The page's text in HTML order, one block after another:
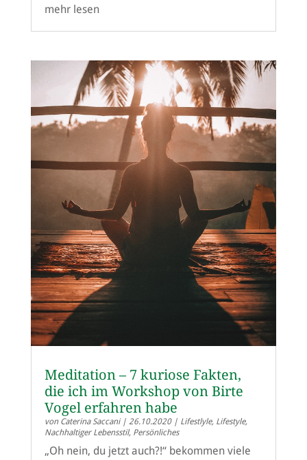
mehr lesen
Meditation – 7 kuriose Fakten,
die ich im Workshop von Birte
Vogel erfahren habe
von Caterina Saccani| 26.10.2020| Lifestlyle, Lifestyle,
Nachhaltiger Lebensstil, Persönliches
„Oh nein, du jetzt auch?!“ bekommen viele